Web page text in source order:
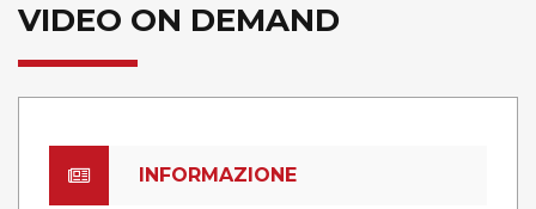
VIDEO ON DEMAND
INFORMAZIONE